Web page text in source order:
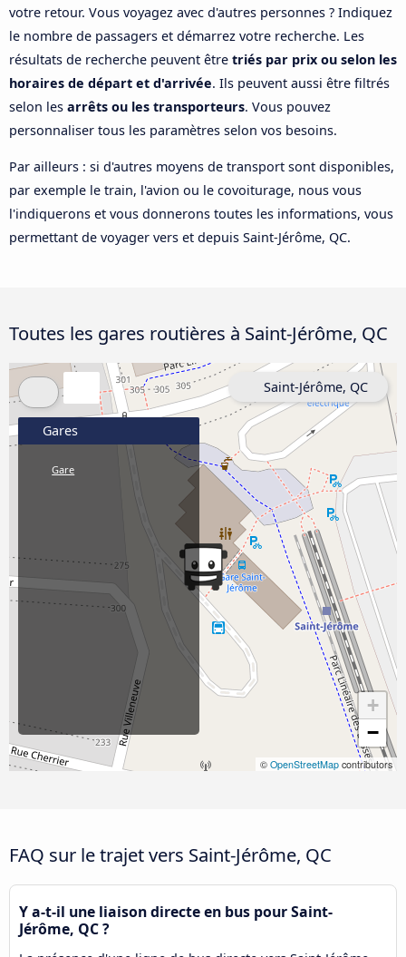
votre retour. Vous voyagez avec d'autres personnes ? Indiquez
le nombre de passagers et démarrez votre recherche. Les
résultats de recherche peuvent être triés par prix ou selon les
horaires de départ et d'arrivée. Ils peuvent aussi être filtrés
selon les arrêts ou les transporteurs. Vous pouvez
personnaliser tous les paramètres selon vos besoins.
Par ailleurs : si d'autres moyens de transport sont disponibles,
par exemple le train, l'avion ou le covoiturage, nous vous
l'indiquerons et vous donnerons toutes les informations, vous
permettant de voyager vers et depuis Saint-Jérôme, QC.
Toutes les gares routières à Saint-Jérôme, QC
+
−
© OpenStreetMap contributors
Gares
Gare
Saint-Jérôme, QC
FAQ sur le trajet vers Saint-Jérôme, QC
Y a-t-il une liaison directe en bus pour Saint-
Jérôme, QC ?